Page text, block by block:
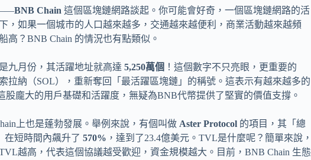
——BNB Chain 這個區塊鏈網路談起。你可能會好奇，一個區塊鏈網路的活
，如果一個城市的人口越來越多，交通越來越便利，商業活動越來越頻
高？BNB Chain 的情況也有點類似。
九月份，其活躍地址就高達 5,250萬個 ！這個數字不只亮眼，更重要的
拉納（SOL），重新奪回「最活躍區塊鏈」的稱號。這表示有越來越多的
股龐大的用戶基礎和活躍度，無疑為BNB代幣提供了堅實的價值支撐。
上也是蓬勃發展。舉例來說，有個叫做 Aster Protocol 的項目，其「總
在短時間內飆升了 570% ，達到了23.4億美元。TVL是什麼呢？簡單來說，
越高，代表這個協議越受歡迎，資金規模越大。目前，BNB Chain 生態